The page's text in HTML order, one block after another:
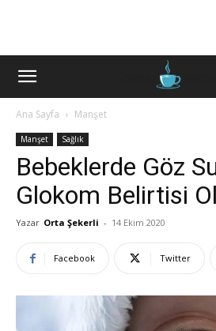
Ana Sayfa Manşet
Manşet Sağlık
Bebeklerde Göz
Glokom Belirtisi
Yazar Orta Şekerli - 14 Ekim 2020
Facebook Twitter